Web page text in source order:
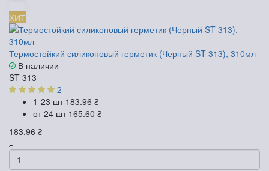
ХИТ
Термостойкий силиконовый герметик (Черный ST-313), 310мл
В наличии
ST-313
2
1-23 шт 183.96 ₴
от 24 шт 165.60 ₴
183.96 ₴